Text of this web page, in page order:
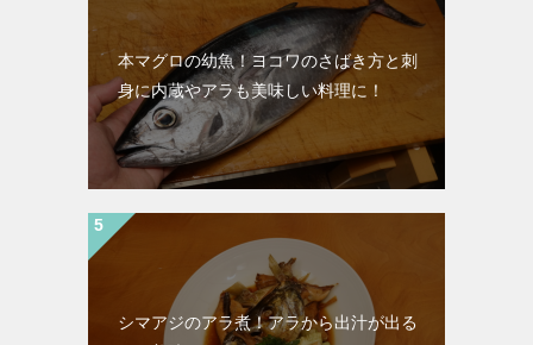
本マグロの幼魚！ヨコワのさばき方と刺
身に内蔵やアラも美味しい料理に！
シマアジのアラ煮！アラから出汁が出る